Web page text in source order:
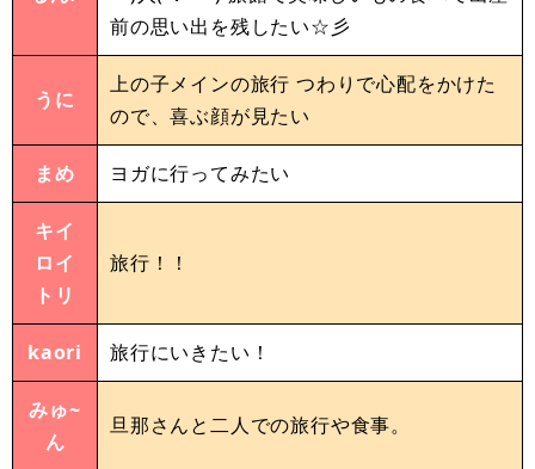
前の思い出を残したい☆彡
うに
上の子メインの旅行 つわりで心配をかけた
ので、喜ぶ顔が見たい
まめ ヨガに行ってみたい
キイ
ロイ
トリ
旅行！！
kaori 旅行にいきたい！
みゅ~
ん
旦那さんと二人での旅行や食事。